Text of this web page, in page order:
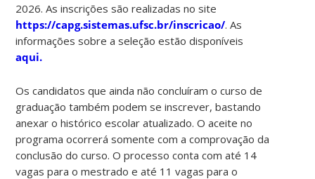
2026. As inscrições são realizadas no site
https://capg.sistemas.ufsc.br/inscricao/. As
informações sobre a seleção estão disponíveis
aqui.
Os candidatos que ainda não concluíram o curso de
graduação também podem se inscrever, bastando
anexar o histórico escolar atualizado. O aceite no
programa ocorrerá somente com a comprovação da
conclusão do curso. O processo conta com até 14
vagas para o mestrado e até 11 vagas para o